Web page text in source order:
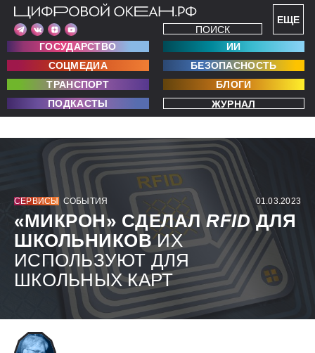
ЕЩЕ
ПОИСК
ГОСУДАРСТВО
ИИ
СОЦМЕДИА
БЕЗОПАСНОСТЬ
ТРАНСПОРТ
БЛОГИ
ПОДКАСТЫ
ЖУРНАЛ
СЕРВИСЫ СОБЫТИЯ 01.03.2023
«МИКРОН» СДЕЛАЛRFIDДЛЯ
ШКОЛЬНИКОВИХ
ИСПОЛЬЗУЮТ ДЛЯ
ШКОЛЬНЫХ КАРТ